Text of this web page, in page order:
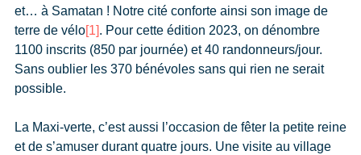
et… à Samatan ! Notre cité conforte ainsi son image de
terre de vélo[1]. Pour cette édition 2023, on dénombre
1100 inscrits (850 par journée) et 40 randonneurs/jour.
Sans oublier les 370 bénévoles sans qui rien ne serait
possible.
La Maxi-verte, c’est aussi l’occasion de fêter la petite reine
et de s’amuser durant quatre jours. Une visite au village